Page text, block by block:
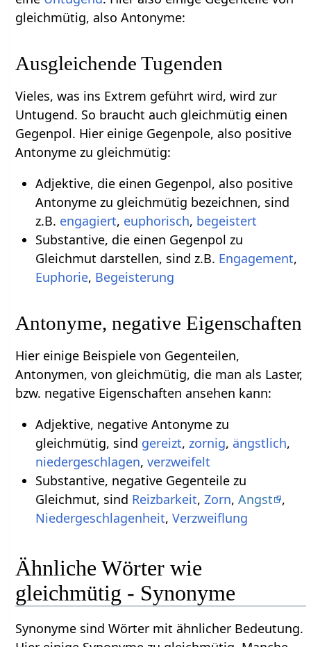
gleichmütig, also Antonyme:
Ausgleichende Tugenden
Vieles, was ins Extrem geführt wird, wird zur
Untugend. So braucht auch gleichmütig einen
Gegenpol. Hier einige Gegenpole, also positive
Antonyme zu gleichmütig:
Adjektive, die einen Gegenpol, also positive
Antonyme zu gleichmütig bezeichnen, sind
z.B. engagiert, euphorisch, begeistert
Substantive, die einen Gegenpol zu
Gleichmut darstellen, sind z.B. Engagement,
Euphorie, Begeisterung
Antonyme, negative Eigenschaften
Hier einige Beispiele von Gegenteilen,
Antonymen, von gleichmütig, die man als Laster,
bzw. negative Eigenschaften ansehen kann:
Adjektive, negative Antonyme zu
gleichmütig, sind gereizt, zornig, ängstlich,
niedergeschlagen, verzweifelt
Substantive, negative Gegenteile zu
Gleichmut, sind Reizbarkeit, Zorn, Angst
,
Niedergeschlagenheit, Verzweiflung
Ähnliche Wörter wie
gleichmütig - Synonyme
Synonyme sind Wörter mit ähnlicher Bedeutung.